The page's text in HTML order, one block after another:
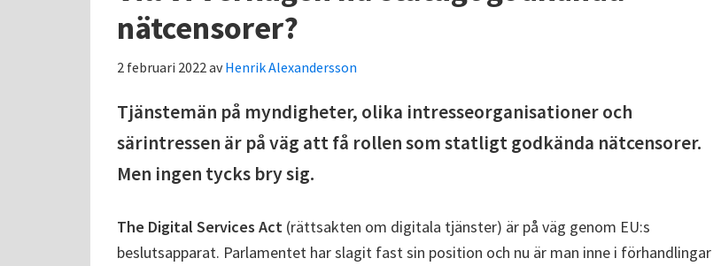
nätcensorer?
2 februari 2022 avHenrik Alexandersson
Tjänstemän på myndigheter, olika intresseorganisationer och
särintressen är på väg att få rollen som statligt godkända nätcensorer.
Men ingen tycks bry sig.
The Digital Services Act (rättsakten om digitala tjänster) är på väg genom EU:s
beslutsapparat. Parlamentet har slagit fast sin position och nu är man inne i förhandlingar